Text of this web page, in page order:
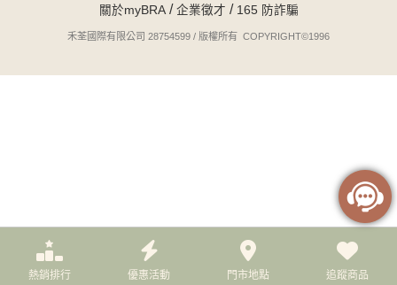
關於myBRA/ 企業徵才 / 165 防詐騙
禾荃國際有限公司 28754599 / 版權所有 COPYRIGHT©1996
熱銷排行 優惠活動 門市地點 追蹤商品